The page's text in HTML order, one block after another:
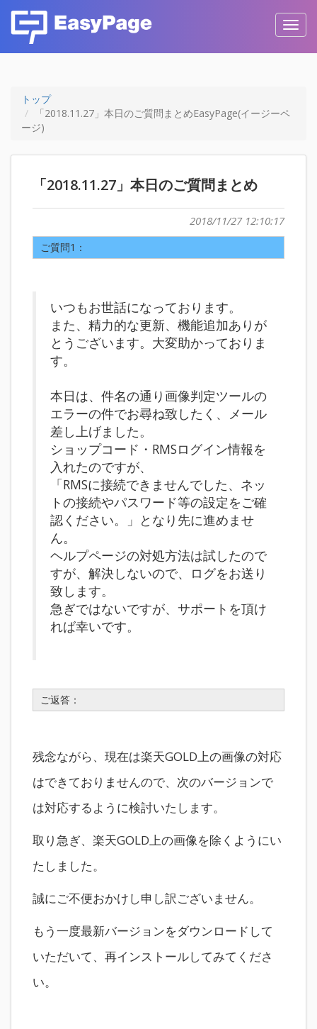
トップ
「2018.11.27」本日のご質問まとめEasyPage(イージーペ
ージ)
「2018.11.27」本日のご質問まとめ
2018/11/27 12:10:17
ご質問1：
いつもお世話になっております。
また、精力的な更新、機能追加ありが
とうございます。大変助かっておりま
す。
本日は、件名の通り画像判定ツールの
エラーの件でお尋ね致したく、メール
差し上げました。
ショップコード・RMSログイン情報を
入れたのですが、
「RMSに接続できませんでした、ネッ
トの接続やパスワード等の設定をご確
認ください。」となり先に進めませ
ん。
ヘルプページの対処方法は試したので
すが、解決しないので、ログをお送り
致します。
急ぎではないですが、サポートを頂け
れば幸いです。
ご返答：
残念ながら、現在は楽天GOLD上の画像の対応
はできておりませんので、次のバージョンで
は対応するように検討いたします。
取り急ぎ、楽天GOLD上の画像を除くようにい
たしました。
誠にご不便おかけし申し訳ございません。
もう一度最新バージョンをダウンロードして
いただいて、再インストールしてみてくださ
い。